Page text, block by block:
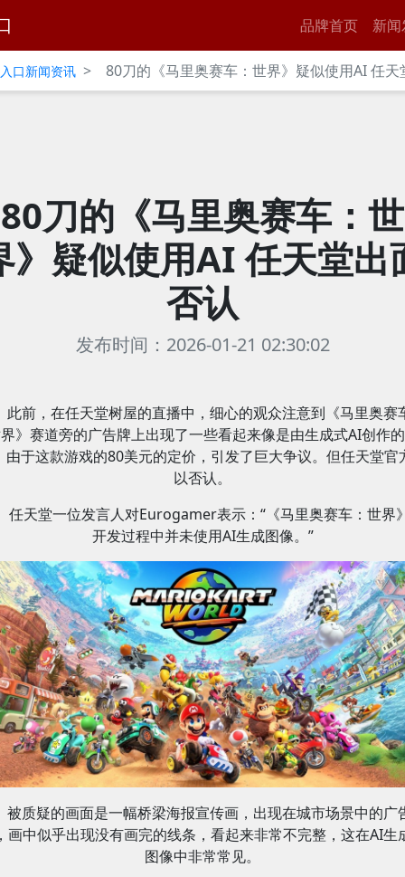
品牌首页 新
口新闻资讯 > 80刀的《马里奥赛车：世界》疑似使用AI 任天
80刀的《马里奥赛车：世
》疑似使用AI 任天堂出
否认
发布时间：2026-01-21 02:30:02
此前，在任天堂树屋的直播中，细心的观众注意到《马里奥赛
》赛道旁的广告牌上出现了一些看起来像是由生成式AI创作
由于这款游戏的80美元的定价，引发了巨大争议。但任天堂官
以否认。
任天堂一位发言人对Eurogamer表示：“《马里奥赛车：世界
开发过程中并未使用AI生成图像。”
被质疑的画面是一幅桥梁海报宣传画，出现在城市场景中的广
画中似乎出现没有画完的线条，看起来非常不完整，这在AI生
图像中非常常见。